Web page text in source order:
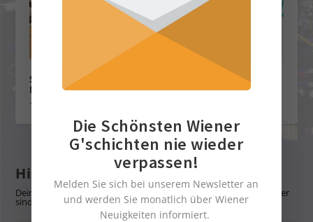
Sirtaki Schrammeln beim Heurigen Richard
Lentner
1. September 2023
Hinterlasse eine Antwort
Deine E-Mail-Adresse wird nicht veröffentlicht. Erforderliche Felder
sind mit markiert
Die Schönsten Wiener
G'schichten nie wieder
verpassen!
Melden Sie sich bei unserem Newsletter an
und werden Sie monatlich über Wiener
Neuigkeiten informiert.